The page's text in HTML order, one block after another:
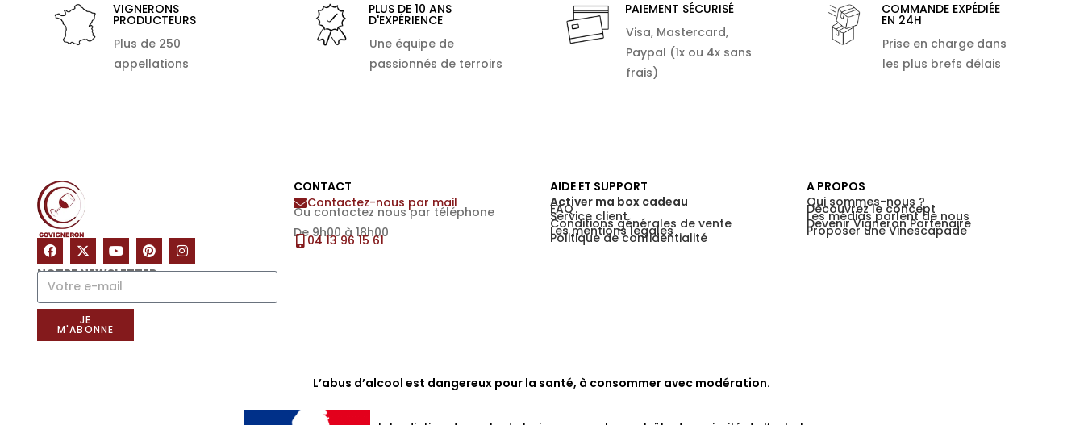
VIGNERONS
PRODUCTEURS
Plus de 250
appellations
PLUS DE 10 ANS
D'EXPÉRIENCE
Une équipe de
passionnés de terroirs
PAIEMENT SÉCURISÉ
Visa, Mastercard,
Paypal (1x ou 4x sans
frais)
COMMANDE EXPÉDIÉE
EN 24H
Prise en charge dans
les plus brefs délais
NOTRE NEWSLETTER
JE
M'ABONNE
CONTACT
Contactez-nous par mail
Ou contactez nous par téléphone
De 9h00 à 18h00
04 13 96 15 61
AIDE ET SUPPORT
Activer ma box cadeau
FAQ
Service client
Conditions générales de vente
Les mentions légales
Politique de confidentialité
A PROPOS
Qui sommes-nous ?
Découvrez le concept
Les médias parlent de nous
Devenir Vigneron Partenaire
Proposer une Vinescapade
L’abus d’alcool est dangereux pour la santé, à consommer avec modération.